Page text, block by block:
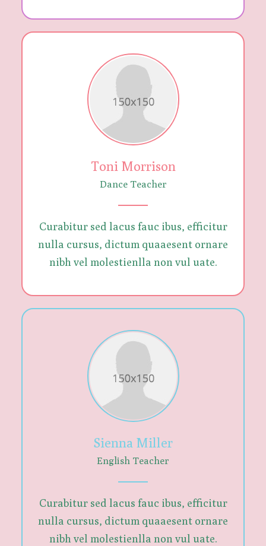
Toni Morrison
Dance Teacher
Curabitur sed lacus fauc ibus, efficitur
nulla cursus, dictum quaaesent ornare
nibh vel molestienlla non vul uate.
Sienna Miller
English Teacher
Curabitur sed lacus fauc ibus, efficitur
nulla cursus, dictum quaaesent ornare
nibh vel molestienlla non vul uate.